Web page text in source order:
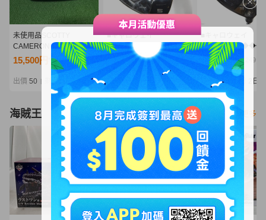
未使用品SCOTTY
CAMERON スコッティキ
ャメロン パター Lucky
Clover SELECT ニューポ
ート2 ラッキークローバ
ー33インチ ヘッドカバ
15,500円 NT3,354
出價 50 剩餘
■キャロウェイ
■PARADYM Ai SMOKE
MAX
5W■5W■S■SPEEDER
NX BLACK 50■中古■1円
～
12,200円NT2,640
出價33 剩餘 2日
■キャロウェイ
■PARADYM ◆◆◆
for CW(PARADYM
訳有中古■1円～
5,775円NT1,249
出價28 2日
海賊王 看更多